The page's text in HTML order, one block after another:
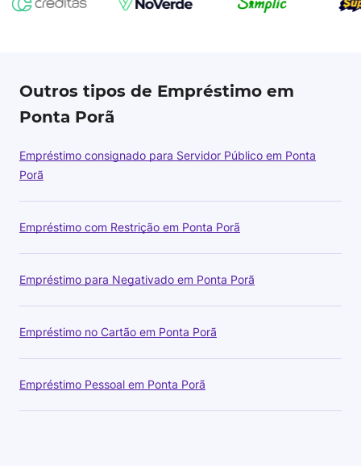
Outros tipos de Empréstimo em
Ponta Porã
Empréstimo consignado para Servidor Público em Ponta
Porã
Empréstimo com Restrição em Ponta Porã
Empréstimo para Negativado em Ponta Porã
Empréstimo no Cartão em Ponta Porã
Empréstimo Pessoal em Ponta Porã